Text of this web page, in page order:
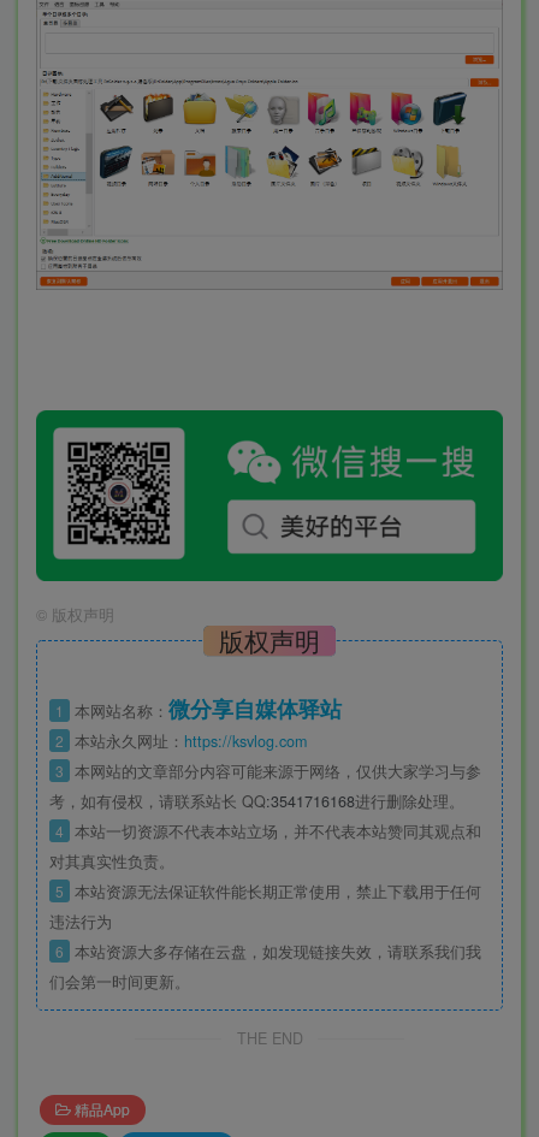
© 版权声明
版权声明
1 本网站名称： 微分享自媒体驿站
2 本站永久网址： https://ksvlog.com
3 本网站的文章部分内容可能来源于网络，仅供大家学习与参
考，如有侵权，请联系站长 QQ:3541716168进行删除处理。
4 本站一切资源不代表本站立场，并不代表本站赞同其观点和
对其真实性负责。
5 本站资源无法保证软件能长期正常使用，禁止下载用于任何
违法行为
6 本站资源大多存储在云盘，如发现链接失效，请联系我们我
们会第一时间更新。
THE END
精品App